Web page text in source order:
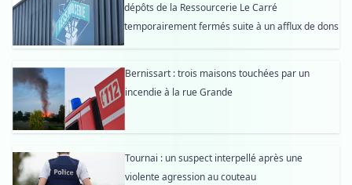
dépôts de la Ressourcerie Le Carré
temporairement fermés suite à un afflux de dons
Bernissart : trois maisons touchées par un
incendie à la rue Grande
Tournai : un suspect interpellé après une
violente agression au couteau